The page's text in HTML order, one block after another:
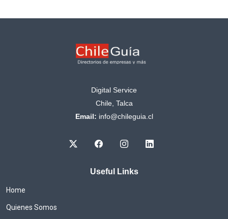
Digital Service
Chile, Talca
Email: info@chileguia.cl
Useful Links
Home
Quienes Somos